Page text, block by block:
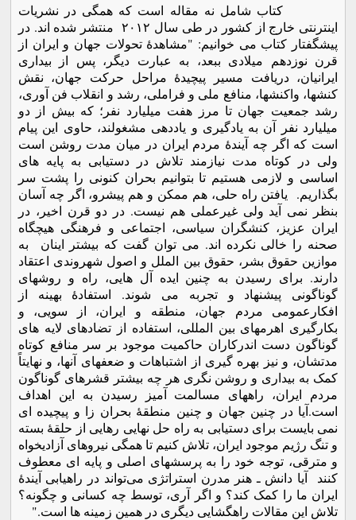
کتاب شامل نه مقاله است که همگی در نشریات
اینترنتی خارج از کشور در طی سال ٢٠١٢ منتشر شده اند. در
پیشگفتار کتاب می خوانیم: "مشاهدۀ تحولات جهان و ایران از
قرن نوزدهم میلادی ببعد، به عبارت دیگر، پس از بیداری
ایرانیان، دریافت مسیر پیچیدۀ مراحل حرکت جهان، نقش
کنشها، واکنشها، منافع ملی و فراملی، رشد و انقلاب فن آوری،
رشد جمعیت جهان تا مرز هفت میلیارد نفر؛ که بیش از دو
میلیارد نفر آن به یادگیری و یاددهی مشغولند، حاوی این پیام
است که اگر چه آیندۀ مردم ایران در میان مدت روشن است
ولی در کوتاه مدت نیازمند تلاش در دستیابی به پایه های
اساسی و لازمی هستیم تا بتوانیم بحران کنونی را پشت سر
بگذاریم. یافتن راه حلی، هم ممکن و هم پیشرو، اگر چه آسان
بنظر نمی آید ولی غیرعملی هم نیست. در دو قرن اخیر، در
ایران عزیز، کنشگران سیاسی، اجتماعی و فرهنگی هیچگاه
صحنه را خالی نکرده اند. می توان گفت که بیشتر اینان به
موازین حقوق بشر، حقوق بین الملل و اصول شهروندی اعتقاد
دارند. برای رسیدن به چنین ایده آل هایی، راه و روشهای
گوناگونی پیشنهاد و تجربه می شوند. استفادۀ بهینه از
افکارعمومی مردم جهان، منطقه و ایران، از سویی، و
بکارگیری اهرمهای بین المللی، استفاده از تضادهای لایه های
گوناگون دست اندرکاران حاکمیت موجود بر سر منافع کوتاه
مدتشان، و نیز بهره گیری از اشتباهات و ضعفهای آنها، و نهایتاً
کمک به بیداری و روشن نگری هر چه بیشتر قشرهای گوناگون
مردم ایران، راههای مسالمت آمیز رسیدن به این اهداف
است.آیا در چنین جهان و چنین منطقۀ بحران زا و پیچیده ای
نمی بایست برای دستیابی به راه حل نهایی رهایی از حلقۀ بسته
و تنگ رژیم موجود ایران، تلاش کنیم تا همگی نیروهای آزادیخواه
و مترقی، توجه خود را به پرسشهای اصلی و پایه ای معطوف
کنند آیا دانش ـ هنر مدرن استراتژی می‌تواند در راهیابی آیندۀ
ایران ما را کمک کند؟ و اگر آری، توسط چه کسانی و چگونه؟
تلاش این مقالات راهگشایی دیگری در همین زمینه ها است."